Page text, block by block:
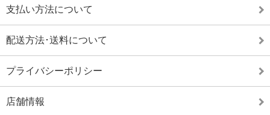
支払い方法について
配送方法･送料について
プライバシーポリシー
店舗情報